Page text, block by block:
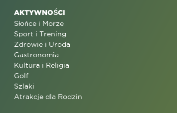
AKTYWNOŚCI
Słońce i Morze
Sport i Trening
Zdrowie i Uroda
Gastronomia
Kultura i Religia
Golf
Szlaki
Atrakcje dla Rodzin